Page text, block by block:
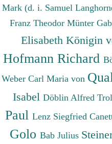
Mark (d. i. Samuel
Franz Theodor Münter
Elisabeth Königin
Hofmann Richard
Weber Carl Maria von
Isabel Döblin Alfred
Paul Lenz Siegfried
Golo Bab Julius